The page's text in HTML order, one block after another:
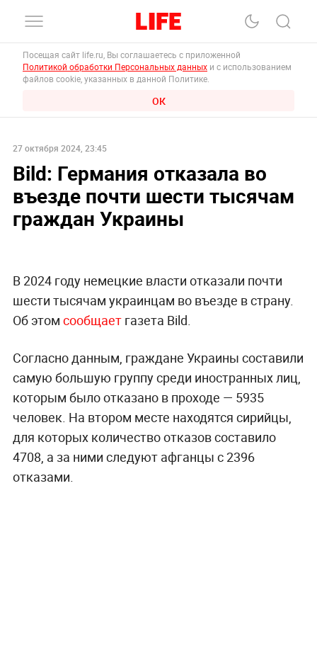
Посещая сайт life.ru, Вы соглашаетесь с приложенной
Политикой обработки Персональных данных и с использованием
файлов cookie, указанных в данной Политике.
ОК
27 октября 2024, 23:45
Bild: Германия отказала во
въезде почти шести тысячам
граждан Украины
В 2024 году немецкие власти отказали почти
шести тысячам украинцам во въезде в страну.
Об этом сообщает газета Bild.
Согласно данным, граждане Украины составили
самую большую группу среди иностранных лиц,
которым было отказано в проходе — 5935
человек. На втором месте находятся сирийцы,
для которых количество отказов составило
4708, а за ними следуют афганцы с 2396
отказами.